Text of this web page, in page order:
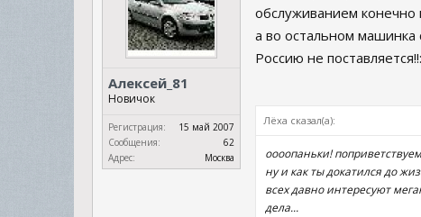
Алексей_81
Новичок
Регистрация:
15 май 2007
Сообщения:
62
Адрес:
Москва
обслуживанием конечно
а во остальном машинка
Россию не
Лёха сказал(а):
оооопаньки!
ну и как ты докатился до
всех давно интересуют
дела...